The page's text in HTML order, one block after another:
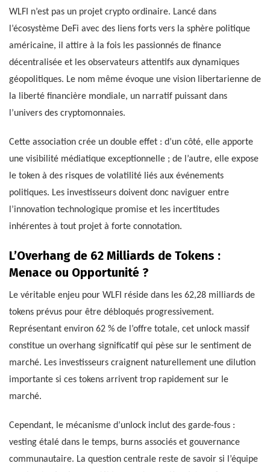
WLFI n’est pas un projet crypto ordinaire. Lancé dans
l’écosystème DeFi avec des liens forts vers la sphère politique
américaine, il attire à la fois les passionnés de finance
décentralisée et les observateurs attentifs aux dynamiques
géopolitiques. Le nom même évoque une vision libertarienne de
la liberté financière mondiale, un narratif puissant dans
l’univers des cryptomonnaies.
Cette association crée un double effet : d’un côté, elle apporte
une visibilité médiatique exceptionnelle ; de l’autre, elle expose
le token à des risques de volatilité liés aux événements
politiques. Les investisseurs doivent donc naviguer entre
l’innovation technologique promise et les incertitudes
inhérentes à tout projet à forte connotation.
L’Overhang de 62 Milliards de Tokens :
Menace ou Opportunité ?
Le véritable enjeu pour WLFI réside dans les 62,28 milliards de
tokens prévus pour être débloqués progressivement.
Représentant environ 62 % de l’offre totale, cet unlock massif
constitue un overhang significatif qui pèse sur le sentiment de
marché. Les investisseurs craignent naturellement une dilution
importante si ces tokens arrivent trop rapidement sur le
marché.
Cependant, le mécanisme d’unlock inclut des garde-fous :
vesting étalé dans le temps, burns associés et gouvernance
communautaire. La question centrale reste de savoir si l’équipe